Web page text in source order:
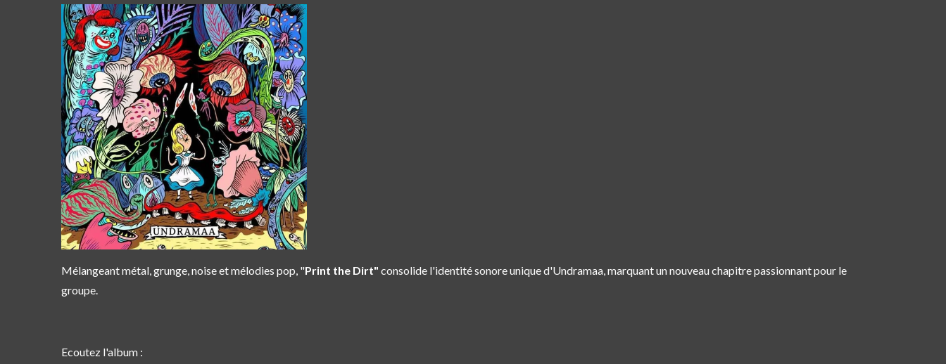
Mélangeant métal, grunge, noise et mélodies pop, "Print the Dirt" consolide l'identité sonore unique d'Undramaa, marquant un nouveau chapitre passionnant pour le
groupe.
Ecoutez l'album :